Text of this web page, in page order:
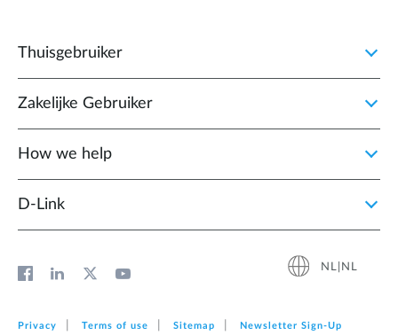
Thuisgebruiker
Zakelijke Gebruiker
How we help
D‑Link
NL|NL
Privacy Terms of use Sitemap Newsletter Sign‑Up